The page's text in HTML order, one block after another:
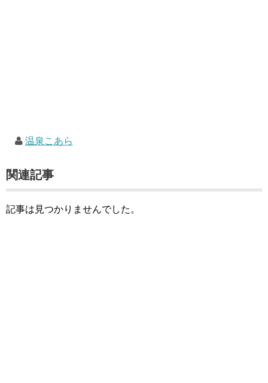
温泉こあら
関連記事
記事は見つかりませんでした。